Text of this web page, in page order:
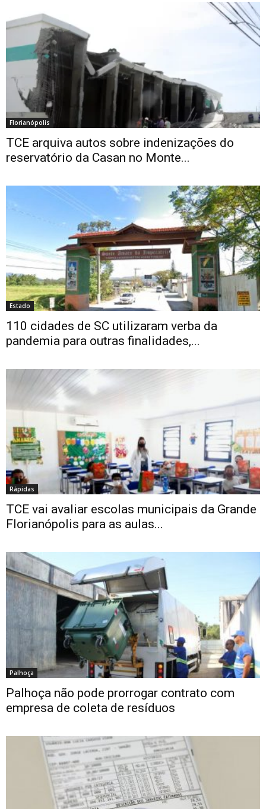
Florianópolis
TCE arquiva autos sobre indenizações do
reservatório da Casan no Monte...
Estado
110 cidades de SC utilizaram verba da
pandemia para outras finalidades,...
Rápidas
TCE vai avaliar escolas municipais da Grande
Florianópolis para as aulas...
Palhoça
Palhoça não pode prorrogar contrato com
empresa de coleta de resíduos